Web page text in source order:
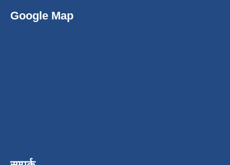
Google Map